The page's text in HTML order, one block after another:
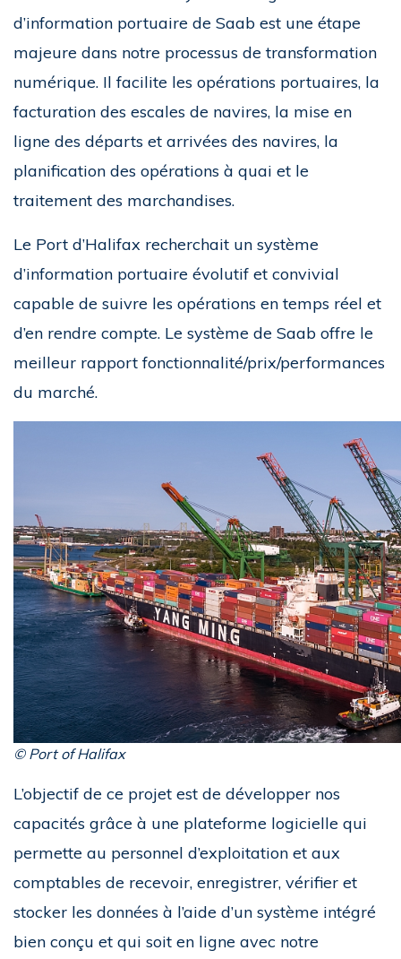
d’information portuaire de Saab est une étape
majeure dans notre processus de transformation
numérique. Il facilite les opérations portuaires, la
facturation des escales de navires, la mise en
ligne des départs et arrivées des navires, la
planification des opérations à quai et le
traitement des marchandises.
Le Port d’Halifax recherchait un système
d’information portuaire évolutif et convivial
capable de suivre les opérations en temps réel et
d’en rendre compte. Le système de Saab offre le
meilleur rapport fonctionnalité/prix/performances
du marché.
© Port of Halifax
L’objectif de ce projet est de développer nos
capacités grâce à une plateforme logicielle qui
permette au personnel d’exploitation et aux
comptables de recevoir, enregistrer, vérifier et
stocker les données à l’aide d’un système intégré
bien conçu et qui soit en ligne avec notre